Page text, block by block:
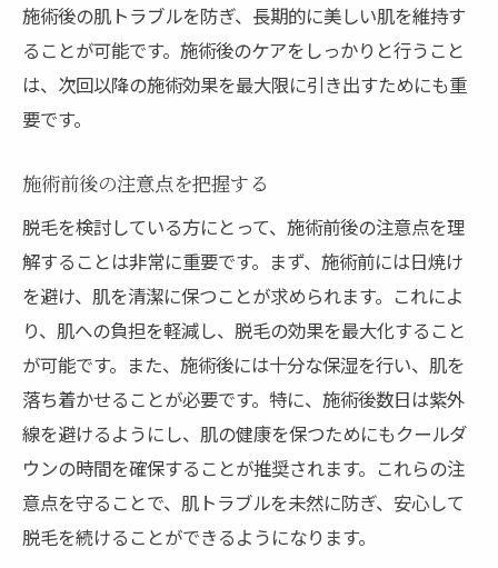
施術後の肌トラブルを防ぎ、長期的に美しい肌を維持す
ることが可能です。施術後のケアをしっかりと行うこと
は、次回以降の施術効果を最大限に引き出すためにも重
要です。
施術前後の注意点を把握する
脱毛を検討している方にとって、施術前後の注意点を理
解することは非常に重要です。まず、施術前には日焼け
を避け、肌を清潔に保つことが求められます。これによ
り、肌への負担を軽減し、脱毛の効果を最大化すること
が可能です。また、施術後には十分な保湿を行い、肌を
落ち着かせることが必要です。特に、施術後数日は紫外
線を避けるようにし、肌の健康を保つためにもクールダ
ウンの時間を確保することが推奨されます。これらの注
意点を守ることで、肌トラブルを未然に防ぎ、安心して
脱毛を続けることができるようになります。